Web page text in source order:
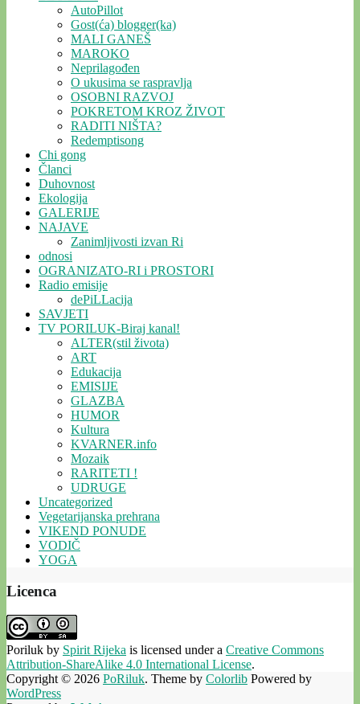
AutoPillot
Gost(ća) blogger(ka)
MALI GANEŠ
MAROKO
Neprilagođen
O ukusima se raspravlja
OSOBNI RAZVOJ
POKRETOM KROZ ŽIVOT
RADITI NIŠTA?
Redemptisong
Chi gong
Članci
Duhovnost
Ekologija
GALERIJE
NAJAVE
Zanimljivosti izvan Ri
odnosi
OGRANIZATO-RI i PROSTORI
Radio emisije
dePiLLacija
SAVJETI
TV PORILUK-Biraj kanal!
ALTER(stil života)
ART
Edukacija
EMISIJE
GLAZBA
HUMOR
Kultura
KVARNER.info
Mozaik
RARITETI !
UDRUGE
Uncategorized
Vegetarijanska prehrana
VIKEND PONUDE
VODIČ
YOGA
Licenca
Poriluk by Spirit Rijeka is licensed under a Creative Commons
Attribution-ShareAlike 4.0 International License.
Copyright © 2026 PoRiluk. Theme by Colorlib Powered by
WordPress